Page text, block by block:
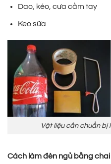
Dao, kéo, cưa cầm tay
Keo sữa
Vật liệu cần chuẩn bị
Cách làm đèn ngủ bằng chai